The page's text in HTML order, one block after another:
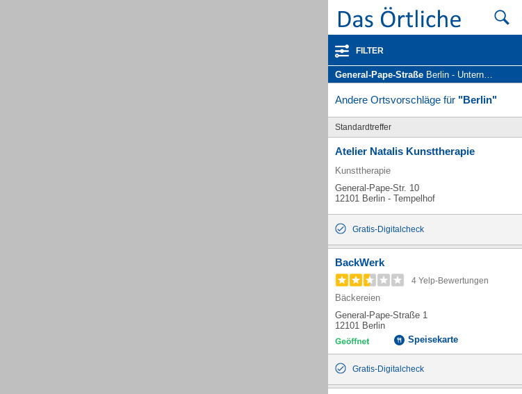
FILTER
General-Pape-Straße Berlin - Unternehmen und Personen
Andere Ortsvorschläge für "Berlin"
Standardtreffer
Atelier Natalis Kunsttherapie
Kunsttherapie
General-Pape-Str. 10
12101 Berlin - Tempelhof
Gratis-Digitalcheck
BackWerk
4 Yelp-Bewertungen
Bäckereien
General-Pape-Straße 1
12101 Berlin
Speisekarte
Gratis-Digitalcheck